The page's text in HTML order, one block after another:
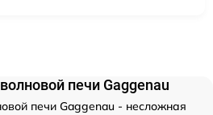
печи Gaggenau
печи Gaggenau - несложная